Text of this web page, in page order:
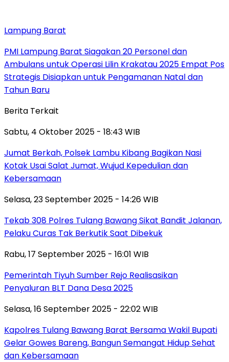
Lampung Barat
PMI Lampung Barat Siagakan 20 Personel dan
Ambulans untuk Operasi Lilin Krakatau 2025 Empat Pos
Strategis Disiapkan untuk Pengamanan Natal dan
Tahun Baru
Berita Terkait
Sabtu, 4 Oktober 2025 - 18:43 WIB
Jumat Berkah, Polsek Lambu Kibang Bagikan Nasi
Kotak Usai Salat Jumat, Wujud Kepedulian dan
Kebersamaan
Selasa, 23 September 2025 - 14:26 WIB
Tekab 308 Polres Tulang Bawang Sikat Bandit Jalanan,
Pelaku Curas Tak Berkutik Saat Dibekuk
Rabu, 17 September 2025 - 16:01 WIB
Pemerintah Tiyuh Sumber Rejo Realisasikan
Penyaluran BLT Dana Desa 2025
Selasa, 16 September 2025 - 22:02 WIB
Kapolres Tulang Bawang Barat Bersama Wakil Bupati
Gelar Gowes Bareng, Bangun Semangat Hidup Sehat
dan Kebersamaan